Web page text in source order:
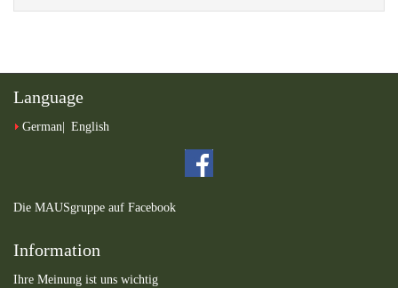
Language
German English
Die MAUSgruppe auf Facebook
Information
Ihre Meinung ist uns wichtig